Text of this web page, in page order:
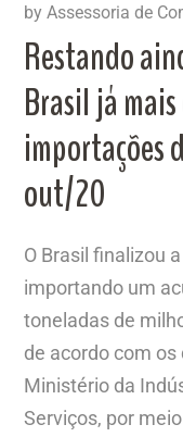
byAssessoria de
Restando
Brasil já
importações
out/20
O Brasil finalizou
importando um
toneladas de
de acordo com
Ministério da
Serviços, por